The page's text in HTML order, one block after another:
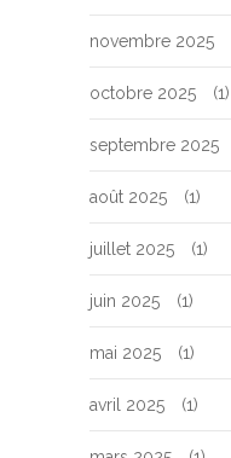
novembre 2025
octobre 2025 (1)
septembre 2025
août 2025 (1)
juillet 2025 (1)
juin 2025 (1)
mai 2025 (1)
avril 2025 (1)